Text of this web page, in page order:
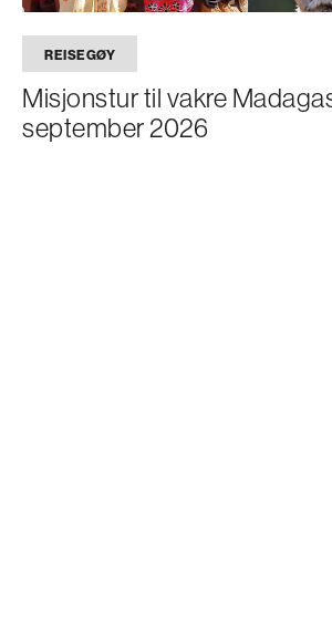
REISEGØY
Misjonstur til vakre
september 2026